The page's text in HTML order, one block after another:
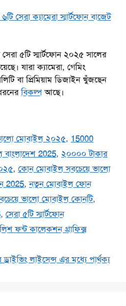
সেরা ক্যামেরা স্মার্টফোন বাজেট
৫টি স্মার্টফোন ২০২৫ সালের
যারা ক্যামেরা, গেমিং
বা প্রিমিয়াম ডিজাইন খুঁজছেন
বিকল্পআছে।
মোবাইল ২০২৫, 15000
বাংলাদেশ 2025, ২০০০০ টাকার
, কোন মোবাইল সবচেয়ে ভালো
2025,নতুন মোবাইল ফোন
ভালো মোবাইল কোনটি,
, সেরা ৫টি স্মার্টফোন
ফন্ট কালেকশন গ্রাফিক্স
লাইসেন্স এর মধ্যে পার্থক্য